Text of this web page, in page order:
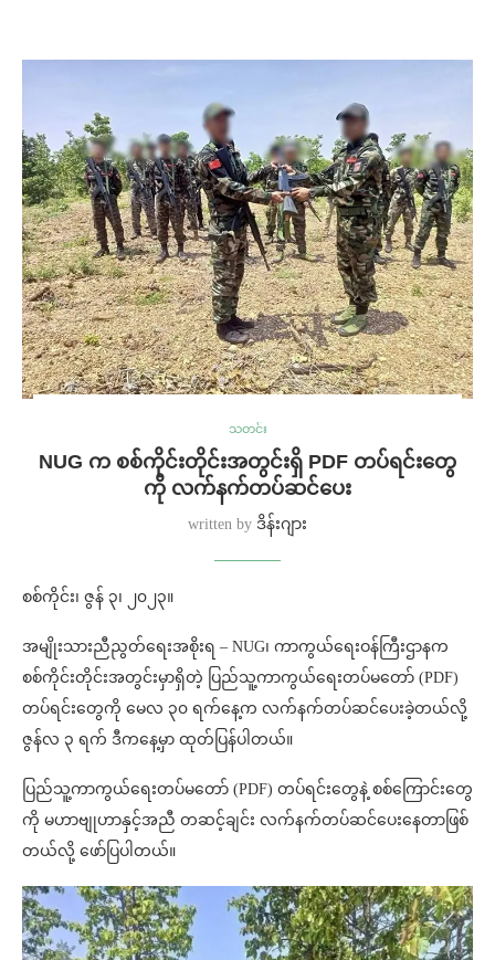
သတင်း
NUG က စစ်ကိုင်းတိုင်းအတွင်းရှိ PDF တပ်ရင်းတွေ
ကို လက်နက်တပ်ဆင်ပေး
written by ဒိန်းဂျား
စစ်ကိုင်း၊ ဇွန် ၃၊ ၂၀၂၃။
အမျိုးသားညီညွတ်ရေးအစိုးရ – NUG၊ ကာကွယ်ရေးဝန်ကြီးဌာနက
စစ်ကိုင်းတိုင်းအတွင်းမှာရှိတဲ့ ပြည်သူ့ကာကွယ်ရေးတပ်မတော် (PDF)
တပ်ရင်းတွေကို မေလ ၃၀ ရက်နေ့က လက်နက်တပ်ဆင်ပေးခဲ့တယ်လို့
ဇွန်လ ၃ ရက် ဒီကနေ့မှာ ထုတ်ပြန်ပါတယ်။
ပြည်သူ့ကာကွယ်ရေးတပ်မတော် (PDF) တပ်ရင်းတွေနဲ့ စစ်ကြောင်းတွေ
ကို မဟာဗျုဟာနှင့်အညီ တဆင့်ချင်း လက်နက်တပ်ဆင်ပေးနေတာဖြစ်
တယ်လို့ ဖော်ပြပါတယ်။